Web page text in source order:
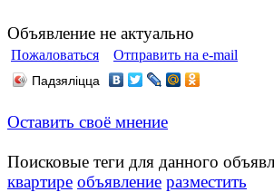
Объявление не актуально
Пожаловаться Отправить на e-mail
Падзяліцца
Оставить своё мнение
Поисковые теги для данного
квартире объявление разместить